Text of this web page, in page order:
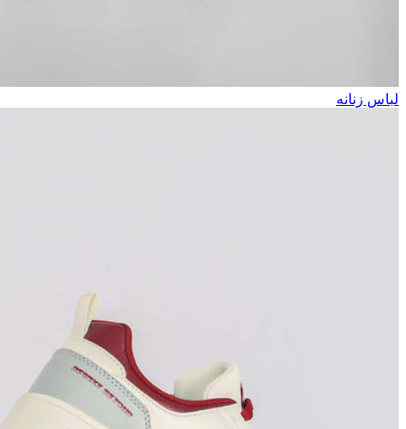
لباس زنانه